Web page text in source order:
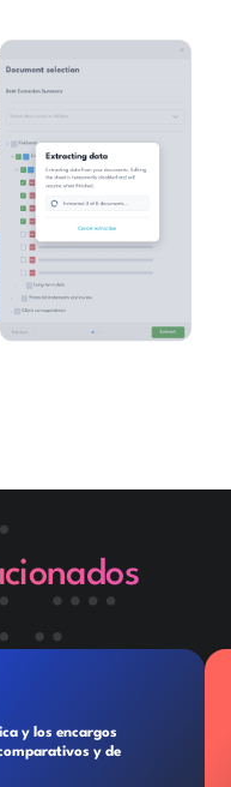
y los encargos
y de